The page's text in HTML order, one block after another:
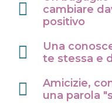
cambiare
positivo
Una
te stessa e
Amicizie,
una parola